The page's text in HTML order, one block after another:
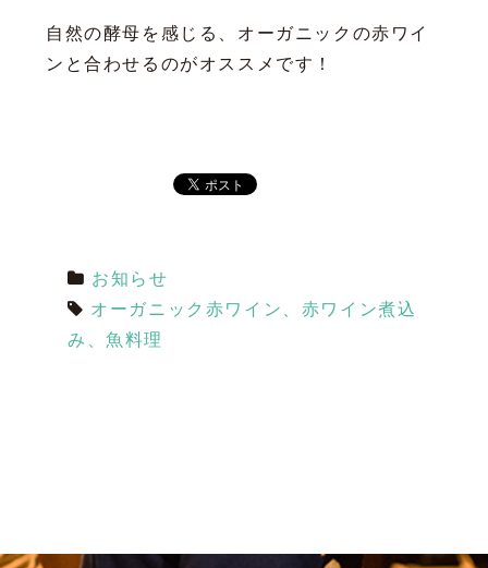
自然の酵母を感じる、オーガニックの赤ワイ
ンと合わせるのがオススメです！
お知らせ
オーガニック赤ワイン、赤ワイン煮込
み、魚料理